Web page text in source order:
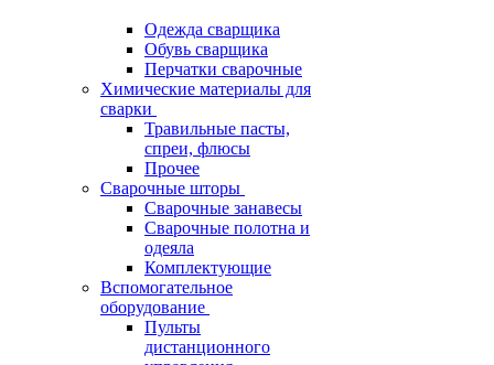
Одежда сварщика
Обувь сварщика
Перчатки сварочные
Химические материалы для
сварки
Травильные пасты,
спреи, флюсы
Прочее
Сварочные шторы
Сварочные занавесы
Сварочные полотна и
одеяла
Комплектующие
Вспомогательное
оборудование
Пульты
дистанционного